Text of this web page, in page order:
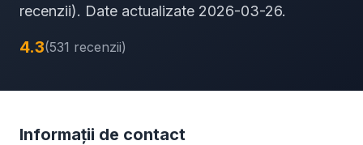
recenzii). Date actualizate 2026-03-26.
4.3(531 recenzii)
Informații de contact